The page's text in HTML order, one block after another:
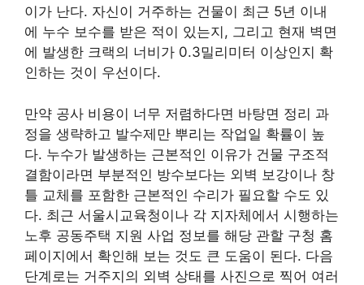
이가 난다. 자신이 거주하는 건물이 최근 5년 이내
에 누수 보수를 받은 적이 있는지, 그리고 현재 벽면
에 발생한 크랙의 너비가 0.3밀리미터 이상인지 확
인하는 것이 우선이다.
만약 공사 비용이 너무 저렴하다면 바탕면 정리 과
정을 생략하고 발수제만 뿌리는 작업일 확률이 높
다. 누수가 발생하는 근본적인 이유가 건물 구조적
결함이라면 부분적인 방수보다는 외벽 보강이나 창
틀 교체를 포함한 근본적인 수리가 필요할 수도 있
다. 최근 서울시교육청이나 각 지자체에서 시행하는
노후 공동주택 지원 사업 정보를 해당 관할 구청 홈
페이지에서 확인해 보는 것도 큰 도움이 된다. 다음
단계로는 거주지의 외벽 상태를 사진으로 찍어 여러